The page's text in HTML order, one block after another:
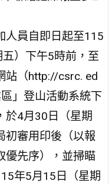
人員自即日起至115
）下午5時前，至
站（http://csrc. ed
」登山活動系統下
於4月30日（星期
初審用印後（以報
優先序），並掃瞄
年5月15日（星期